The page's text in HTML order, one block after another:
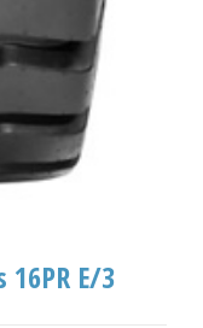
16PR E/3